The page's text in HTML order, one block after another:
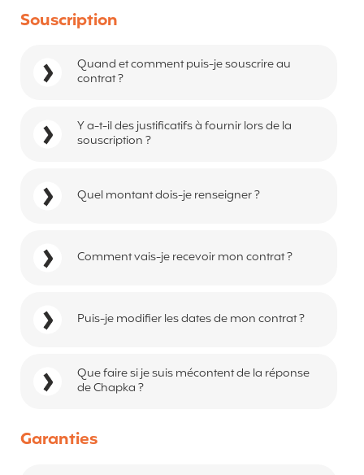
Souscription
Quand et comment puis-je souscrire au
contrat ?
Y a-t-il des justificatifs à fournir lors de la
souscription ?
Quel montant dois-je renseigner ?
Comment vais-je recevoir mon contrat ?
Puis-je modifier les dates de mon contrat ?
Que faire si je suis mécontent de la réponse
de Chapka ?
Garanties